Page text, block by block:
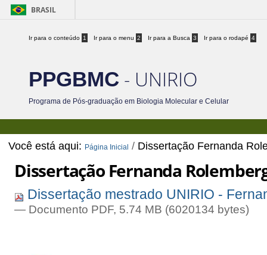
BRASIL
Ir para o conteúdo 1 Ir para o menu 2 Ir para a Busca 3 Ir para o rodapé 4
PPGBMC - UNIRIO
Programa de Pós-graduação em Biologia Molecular e Celular
Você está aqui: Página Inicial / Dissertação Fernanda
Dissertação Fernanda
Dissertação mestrado UNIRIO -
— Documento PDF, 5.74 MB (6020134 bytes)